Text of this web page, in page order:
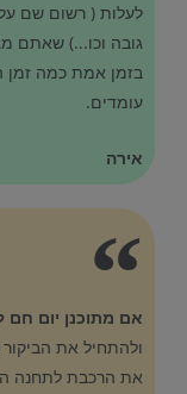
אם מתוכנן יום
ולהתחיל את
את הרכבת לתחנה
לעלות ( רשום שם
גובה וכו...) שאתם
בזמן אמת כמה
עומדים.
אירה